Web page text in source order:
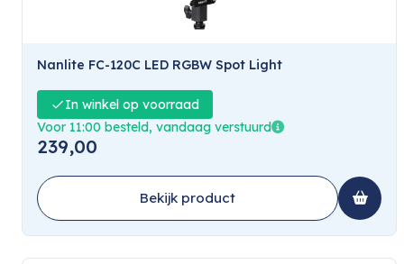
Nanlite FC-120C LED RGBW Spot Light
In winkel op voorraad
Voor 11:00 besteld, vandaag verstuurd
239,00
Bekijk product